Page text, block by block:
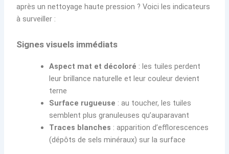
après un nettoyage haute pression ? Voici les indicateurs
à surveiller :
Signes visuels immédiats
Aspect mat et décoloré : les tuiles perdent
leur brillance naturelle et leur couleur devient
terne
Surface rugueuse : au toucher, les tuiles
semblent plus granuleuses qu’auparavant
Traces blanches : apparition d’efflorescences
(dépôts de sels minéraux) sur la surface